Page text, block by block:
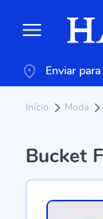
Enviar para
Início Moda
Bucket